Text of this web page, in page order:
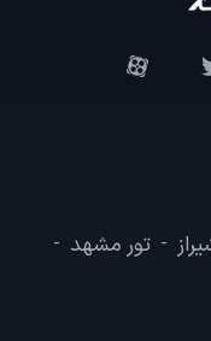
- تور مشهد -